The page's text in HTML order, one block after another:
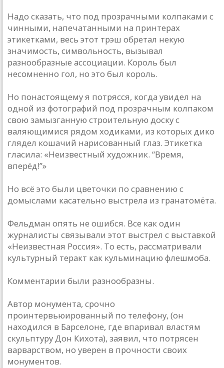
Надо сказать, что под прозрачными колпаками с
чинными, напечатанными на принтерах
этикетками, весь этот трэш обретал некую
значимость, символьность, вызывал
разнообразные ассоциации. Король был
несомненно гол, но это был король.
Но по­настоящему я потрясся, когда увидел на
одной из фотографий под прозрачным колпаком
свою замызганную строительную доску с
валяющимися рядом ходиками, из которых дико
глядел кошачий нарисованный глаз. Этикетка
гласила: «Неизвестный художник. “Время,
вперёд!”»
Но всё это были цветочки по сравнению с
домыслами касательно выстрела из гранатомёта.
Фельдман опять не ошибся. Все как один
журналисты связывали этот выстрел с выставкой
«Неизвестная Россия». То есть, рассматривали
культурный теракт как кульминацию флешмоба.
Комментарии были разнообразны.
Автор монумента, срочно
проинтервьюированный по телефону, (он
находился в Барселоне, где впаривал властям
скульптуру Дон Кихота), заявил, что потрясен
варварством, но уверен в прочности своих
монументов.